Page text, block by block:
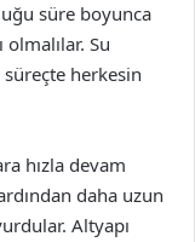
süre boyunca
Su
herkesin
hızla devam
daha uzun
Altyapı